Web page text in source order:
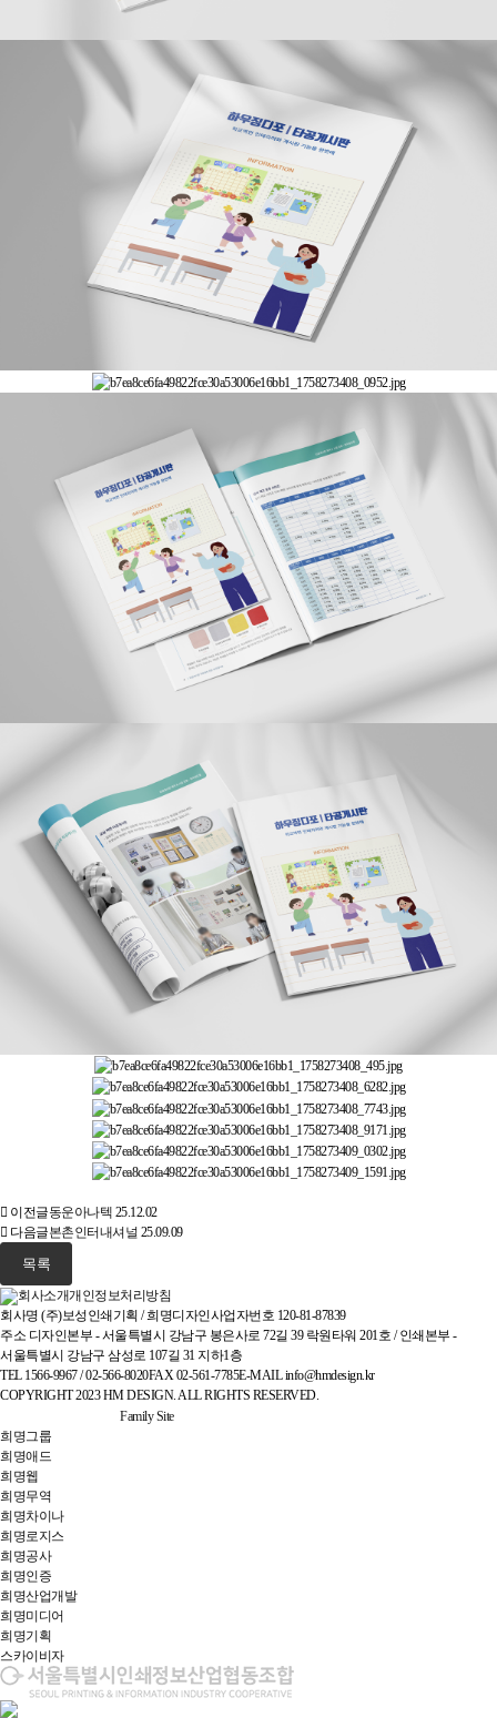
이전글동운아나텍 25.12.02
다음글본촌인터내셔널 25.09.09
목록
회사소개개인정보처리방침
회사명 (주)보성인쇄기획 / 희명디자인사업자번호 120-81-87839
주소 디자인본부 - 서울특별시 강남구 봉은사로 72길 39 락원타워 201호 / 인쇄본부 -
서울특별시 강남구 삼성로 107길 31 지하1층
TEL1566-9967 / 02-566-8020FAX02-561-7785E-MAILinfo@hmdesign.kr
COPYRIGHT 2023 HM DESIGN. ALL RIGHTS RESERVED.
Family Site
희명그룹
희명애드
희명웹
희명무역
희명차이나
희명로지스
희명공사
희명인증
희명산업개발
희명미디어
희명기획
스카이비자